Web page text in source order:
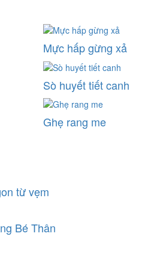
Mực hấp gừng xả
Sò huyết tiết canh
Ghẹ rang me
từ vẹm
Bé Thân